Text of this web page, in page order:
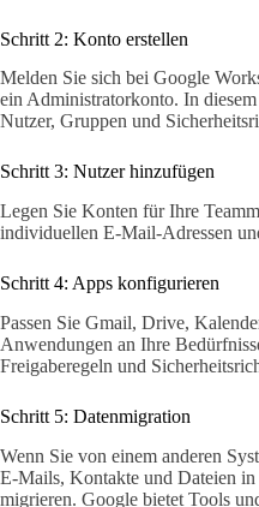
Schritt 2: Konto erstellen
Melden Sie sich bei Google
ein Administratorkonto. In
Nutzer, Gruppen und
Schritt 3: Nutzer hinzufügen
Legen Sie Konten für Ihre
individuellen E-Mail-Adressen
Schritt 4: Apps konfigurieren
Passen Sie Gmail, Drive,
Anwendungen an Ihre
Freigaberegeln und
Schritt 5: Datenmigration
Wenn Sie von einem anderen
E-Mails, Kontakte und Dateien
migrieren. Google bietet Tools